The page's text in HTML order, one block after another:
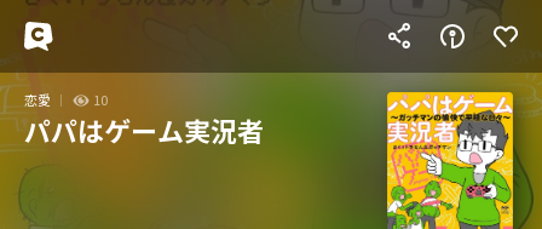
恋愛 10
パパはゲーム実況者